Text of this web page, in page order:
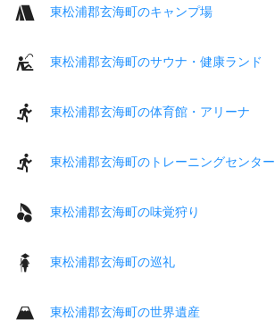
東松浦郡玄海町のキャンプ場
東松浦郡玄海町のサウナ・健康ランド
東松浦郡玄海町の体育館・アリーナ
東松浦郡玄海町のトレーニングセンター
東松浦郡玄海町の味覚狩り
東松浦郡玄海町の巡礼
東松浦郡玄海町の世界遺産